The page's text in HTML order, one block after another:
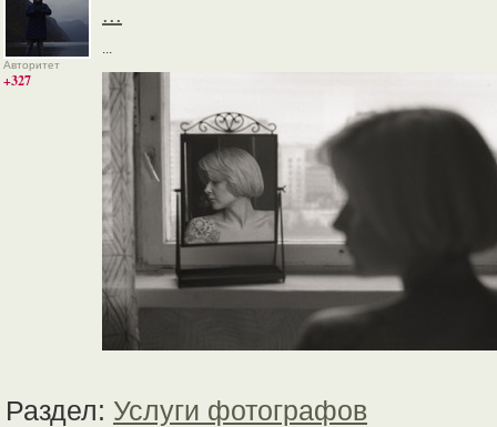
Авторитет
+327
...
...
Раздел: Услуги фотографов